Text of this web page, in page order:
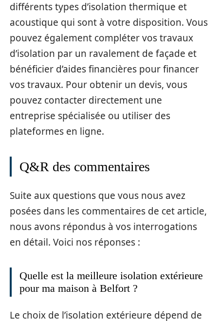
différents types d’isolation thermique et
acoustique qui sont à votre disposition. Vous
pouvez également compléter vos travaux
d’isolation par un ravalement de façade et
bénéficier d’aides financières pour financer
vos travaux. Pour obtenir un devis, vous
pouvez contacter directement une
entreprise spécialisée ou utiliser des
plateformes en ligne.
Q&R des commentaires
Suite aux questions que vous nous avez
posées dans les commentaires de cet article,
nous avons répondus à vos interrogations
en détail. Voici nos réponses :
Quelle est la meilleure isolation extérieure
pour ma maison à Belfort ?
Le choix de l’isolation extérieure dépend de